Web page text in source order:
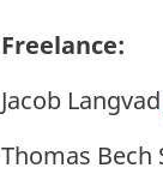
Freelance:
Jacob Langvad
Thomas Bech